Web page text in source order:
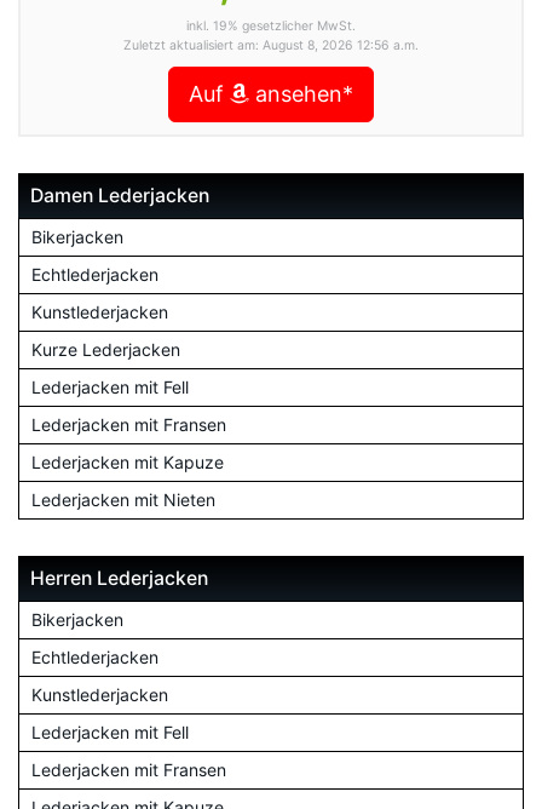
inkl. 19% gesetzlicher MwSt.
Zuletzt aktualisiert am: August 8, 2026 12:56 a.m.
Auf ansehen*
Damen Lederjacken
Bikerjacken
Echtlederjacken
Kunstlederjacken
Kurze Lederjacken
Lederjacken mit Fell
Lederjacken mit Fransen
Lederjacken mit Kapuze
Lederjacken mit Nieten
Herren Lederjacken
Bikerjacken
Echtlederjacken
Kunstlederjacken
Lederjacken mit Fell
Lederjacken mit Fransen